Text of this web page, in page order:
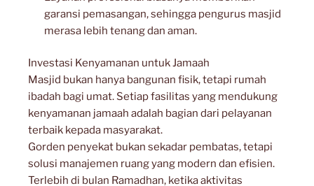
garansi pemasangan, sehingga pengurus masjid
merasa lebih tenang dan aman.
Investasi Kenyamanan untuk Jamaah
Masjid bukan hanya bangunan fisik, tetapi rumah
ibadah bagi umat. Setiap fasilitas yang mendukung
kenyamanan jamaah adalah bagian dari pelayanan
terbaik kepada masyarakat.
Gorden penyekat bukan sekadar pembatas, tetapi
solusi manajemen ruang yang modern dan efisien.
Terlebih di bulan Ramadhan, ketika aktivitas